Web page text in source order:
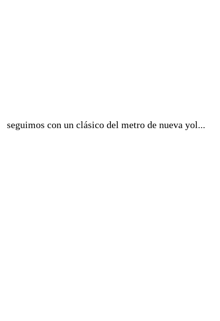
seguimos con un clásico del metro de nueva yol...